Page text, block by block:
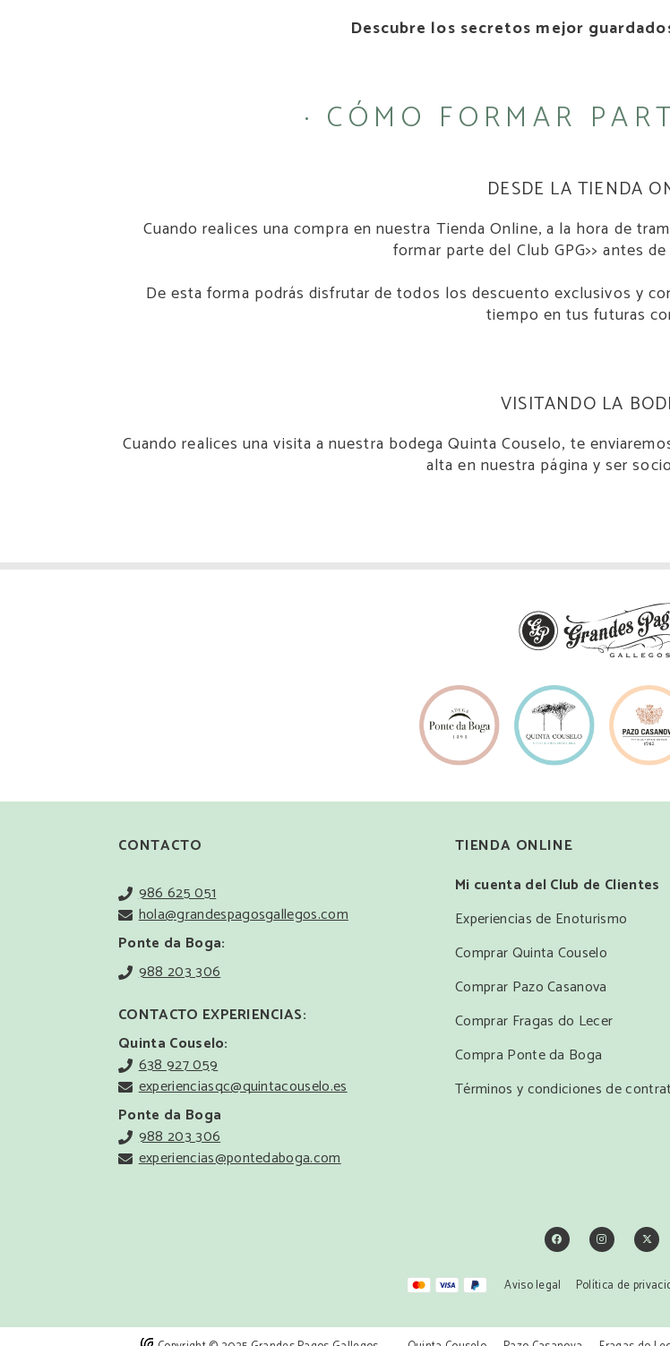
Descubre los secretos mejor
· CÓMO FORMAR
DESDE LA TIENDA
Cuando realices una compra en nuestra Tienda Online, a la hora de
formar parte del Club GPG>> antes
De esta forma podrás disfrutar de todos los descuento exclusivos y
tiempo en tus futuras
VISITANDO LA
Cuando realices una visita a nuestra bodega Quinta Couselo, te
alta en nuestra página y ser
CONTACTO
986 625 051
hola@grandespagosgallegos.com
Ponte da Boga:
988 203 306
CONTACTO EXPERIENCIAS:
Quinta Couselo:
638 927 059
experienciasqc@quintacouselo.es
Ponte da Boga
988 203 306
experiencias@pontedaboga.com
TIENDA ONLINE
Mi cuenta del Club de Clientes
Experiencias de Enoturismo
Comprar Quinta Couselo
Comprar Pazo Casanova
Comprar Fragas do Lecer
Compra Ponte da Boga
Términos y condiciones de
Aviso legal Política de